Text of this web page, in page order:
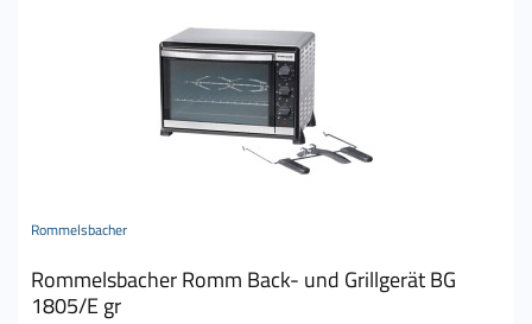
Rommelsbacher
Rommelsbacher Romm Back- und Grillgerät BG
1805/E gr